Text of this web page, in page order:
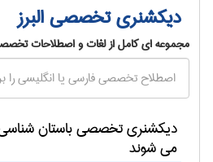
دیکشنری تخصصی البرز
مجموعه ای کامل از لغات و اصطلاحات
می شوند